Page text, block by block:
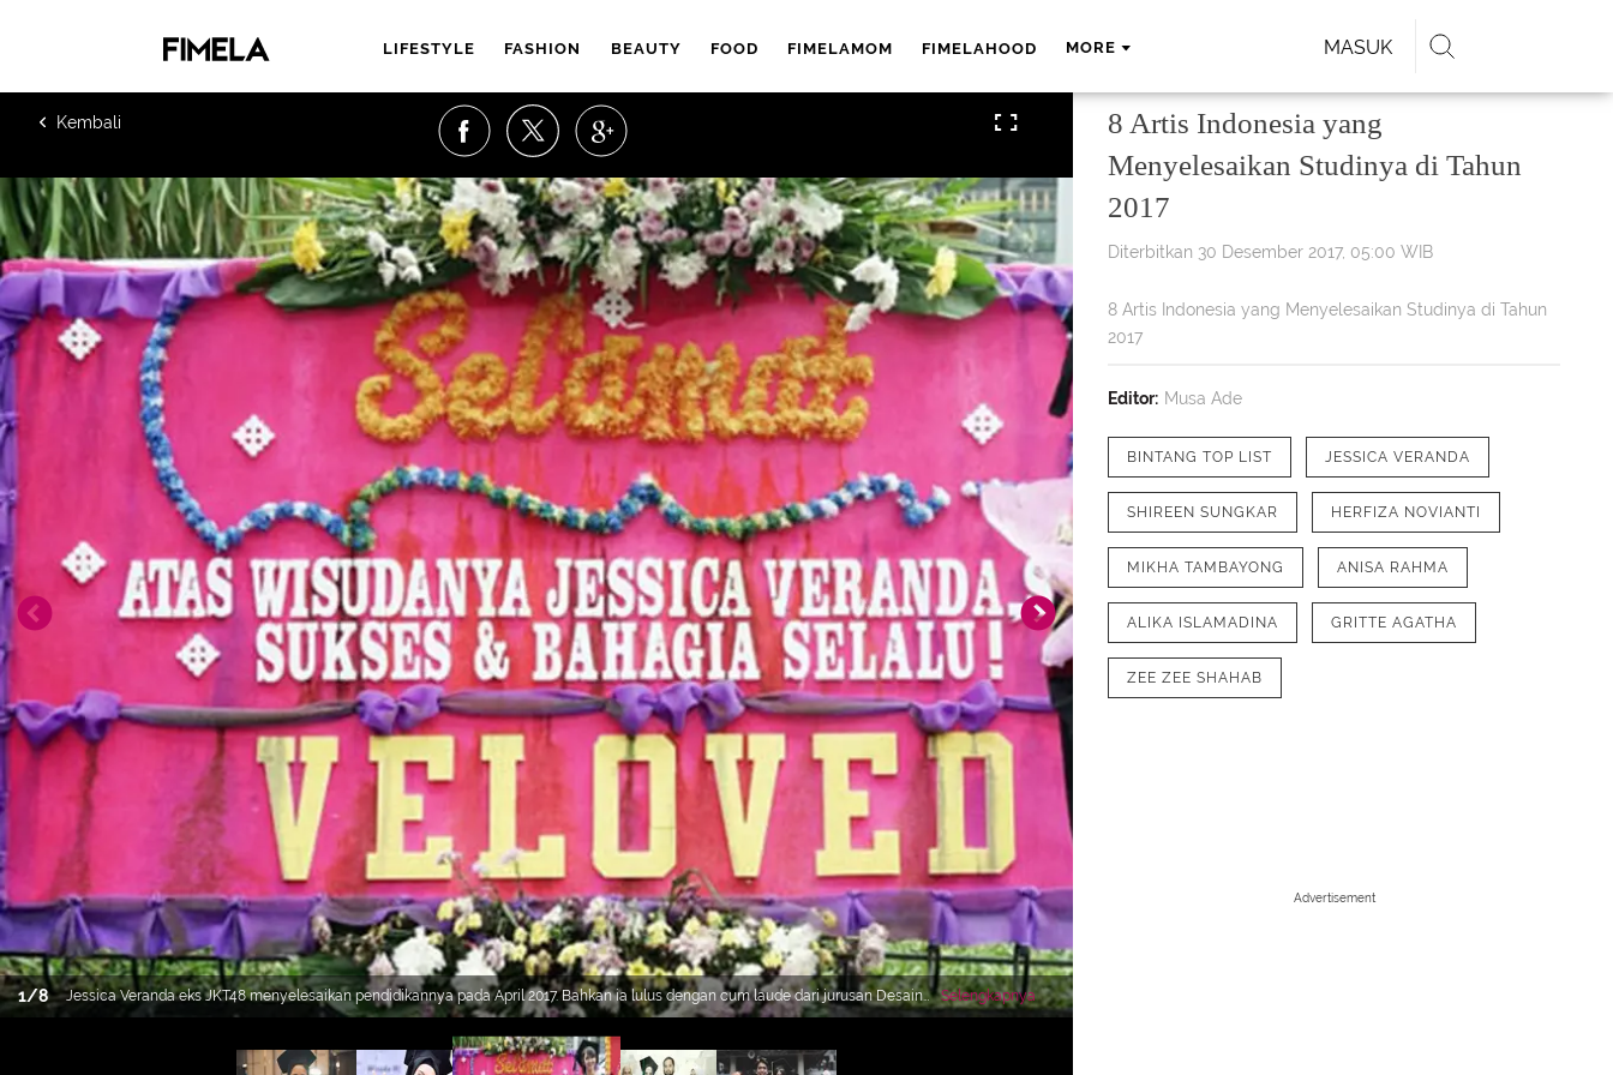
LIFESTYLE FASHION BEAUTY FOOD FIMELAMOM FIMELAHOOD MORE MASUK
1/8
Jessica Veranda eks JKT48 menyelesaikan pendidikannya pada April 2017. Bahkan ia lulus dengan cum laude dari jurusan Desain
Komunikasi Visual. (Foto: twitter.com/jcvrnd19)
Selengkapnya
8 Artis Indonesia yang
Menyelesaikan Studinya di Tahun
2017
Diterbitkan 30 Desember 2017, 05:00 WIB
8 Artis Indonesia yang Menyelesaikan Studinya di Tahun
2017
Editor: Musa Ade
BINTANG TOP LIST JESSICA VERANDA
SHIREEN SUNGKAR HERFIZA NOVIANTI
MIKHA TAMBAYONG ANISA RAHMA
ALIKA ISLAMADINA GRITTE AGATHA
ZEE ZEE SHAHAB
Advertisement